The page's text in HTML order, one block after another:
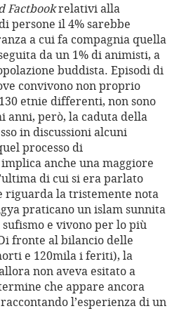
Factbookrelativi alla
persone il 4% sarebbe
a cui fa compagnia quella
da un 1% di animisti, a
buddista. Episodi di
convivono non proprio
etnie differenti, non sono
anni, però, la caduta della
in discussioni alcuni
processo di
anche una maggiore
di cui si era parlato
riguarda la tristemente nota
praticano un islam sunnita
e vivono per lo più
fronte al bilancio delle
e 120mila i feriti), la
non aveva esitato a
che appare ancora
l’esperienza di un